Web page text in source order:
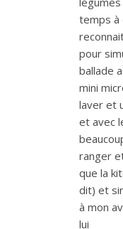
temps à
pour
ballade
mini
laver et
et avec
ranger
que la
dit) et
à mon
lui